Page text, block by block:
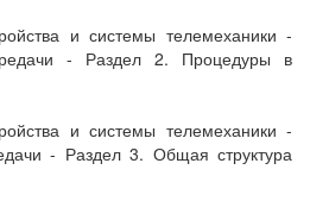
и системы телемеханики -
- Раздел 2. Процедуры в
и системы телемеханики -
- Раздел 3. Общая структура